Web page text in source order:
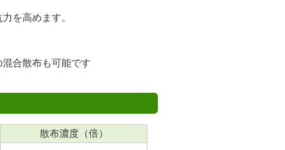
を高めます。
合散布も可能です
散布濃度（倍）